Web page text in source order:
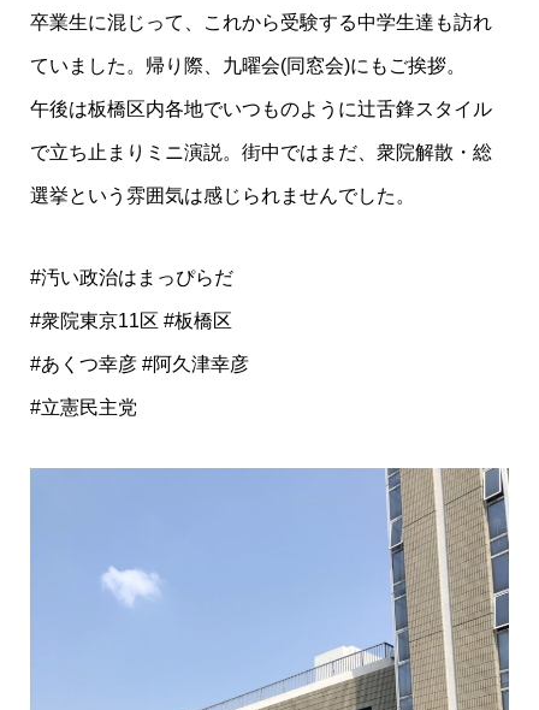
卒業生に混じって、これから受験する中学生達も訪れ
ていました。帰り際、九曜会(同窓会)にもご挨拶。
午後は板橋区内各地でいつものように辻舌鋒スタイル
で立ち止まりミニ演説。街中ではまだ、衆院解散・総
選挙という雰囲気は感じられませんでした。
#汚い政治はまっぴらだ
#衆院東京11区 #板橋区
#あくつ幸彦 #阿久津幸彦
#立憲民主党